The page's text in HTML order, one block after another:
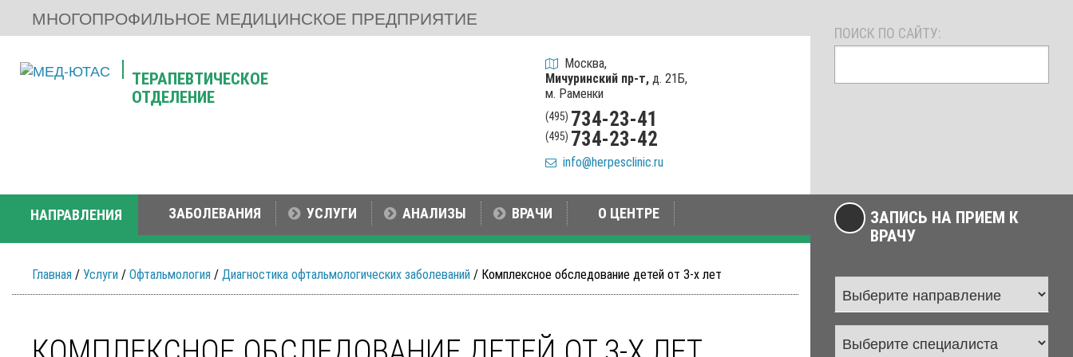
МНОГОПРОФИЛЬНОЕ МЕДИЦИНСКОЕ ПРЕДПРИЯТИЕ
ТЕРАПЕВТИЧЕСКОЕ
ОТДЕЛЕНИЕ
Москва,
Мичуринский пр-т, д. 21Б,
м. Раменки
(495) 734-23-41
(495) 734-23-42
info@herpesclinic.ru
ПОИСК ПО САЙТУ:
НАПРАВЛЕНИЯ ЗАБОЛЕВАНИЯ УСЛУГИ АНАЛИЗЫ ВРАЧИ О ЦЕНТРЕ
Главная / Услуги / Офтальмология / Диагностика офтальмологических заболеваний / Комплексное обследование детей от 3-х лет
ЗАПИСЬ НА ПРИЕМ К
ВРАЧУ